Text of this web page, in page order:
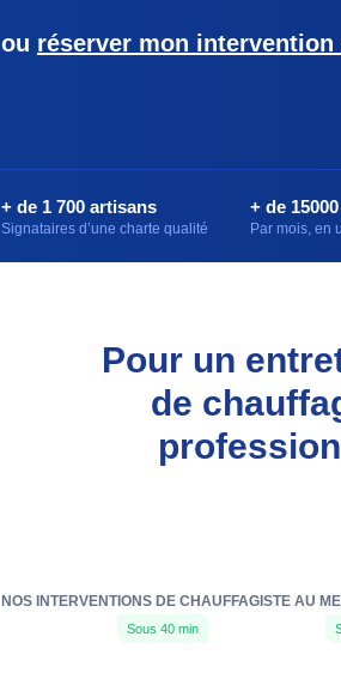
ou réserver mon intervention
+ de 1 700 artisans
Signataires d’une charte qualité
+ de
Par mois, en
Pour un
de
NOS INTERVENTIONS DE CHAUFFAGISTE AU
Sous 40 min